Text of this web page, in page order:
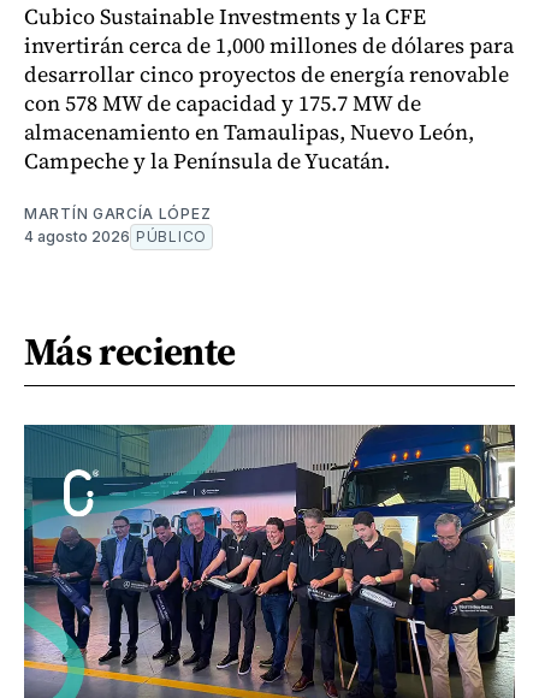
Cubico Sustainable Investments y la CFE
invertirán cerca de 1,000 millones de dólares para
desarrollar cinco proyectos de energía renovable
con 578 MW de capacidad y 175.7 MW de
almacenamiento en Tamaulipas, Nuevo León,
Campeche y la Península de Yucatán.
MARTÍN GARCÍA LÓPEZ
4 agosto 2026 PÚBLICO
Más reciente